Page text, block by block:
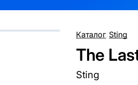
Каталог/Sting
The
Sting